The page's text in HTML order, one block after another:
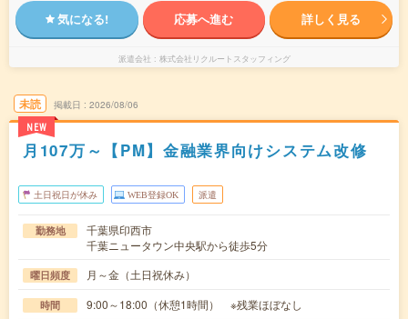
気になる! 応募へ進む 詳しく見る
派遣会社 株式会社リクルートスタッフィング
未読
NEW
掲載日 2026/08/06
月107万～【PM】金融業界向けシステム改修
土日祝日が休み WEB登録OK 派遣
勤務地
千葉県印西市
千葉ニュータウン中央駅から徒歩5分
曜日頻度 月～金（土日祝休み）
時間 9:00～18:00（休憩1時間） ※残業ほぼなし